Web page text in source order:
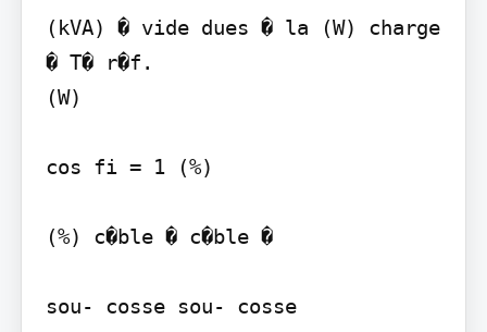
(kVA) � vide dues � la (W) charge
� T� r�f.
(W)
cos fi = 1 (%)
(%) c�ble � c�ble �
sou- cosse sou- cosse